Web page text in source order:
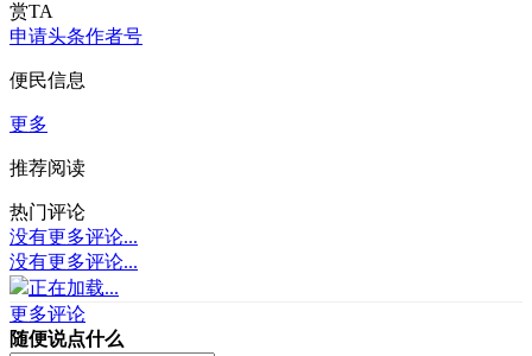
赏TA
申请头条作者号
便民信息
更多
推荐阅读
热门评论
没有更多评论...
没有更多评论...
正在加载...
更多评论
随便说点什么